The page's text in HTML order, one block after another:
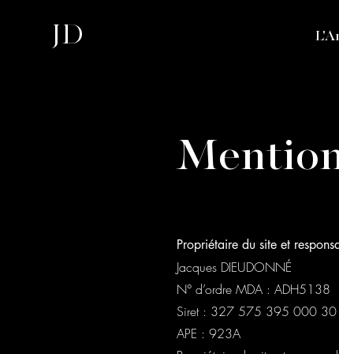
JD
Propriétaire du site et
Jacques DIEUDONNÉ
N° d’ordre MDA : ADH5138
Siret : 327 575 395 000 30
APE : 923A